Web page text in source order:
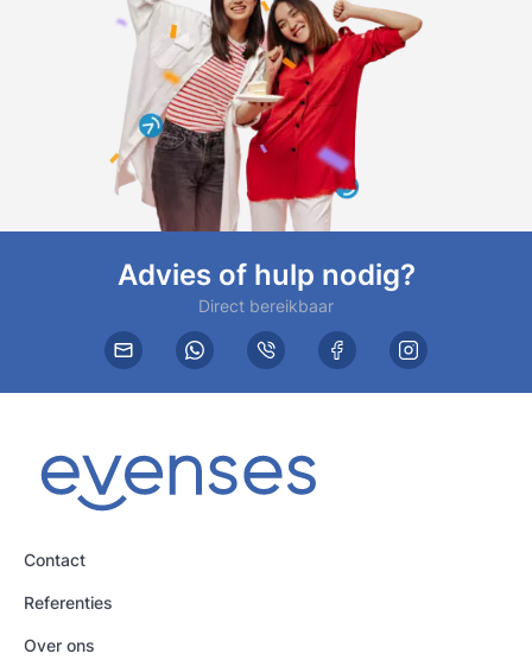
Advies of hulp nodig?
Direct bereikbaar
Contact
Referenties
Over ons